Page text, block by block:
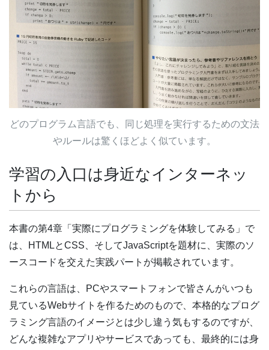
どのプログラム言語でも、同じ処理を実行するための文法
やルールは驚くほどよく似ています。
学習の入口は身近なインターネッ
トから
本書の第4章「実際にプログラミングを体験してみる」で
は、HTMLとCSS、そしてJavaScriptを題材に、実際のソ
ースコードを交えた実践パートが掲載されています。
これらの言語は、PCやスマートフォンで皆さんがいつも
見ているWebサイトを作るためのもので、本格的なプログ
ラミング言語のイメージとは少し違う気もするのですが、
どんな複雑なアプリやサービスであっても、最終的には身